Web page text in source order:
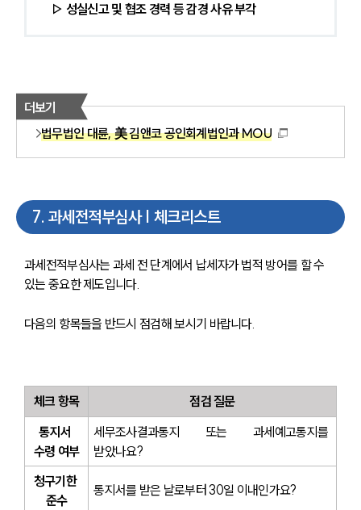
▷ 성실신고 및 협조 경력 등 감경 사유 부각
더보기
법무법인 대륜, 美 김앤코 공인회계법인과 MOU
7. 과세전적부심사 | 체크리스트
과세전적부심사는 과세 전 단계에서 납세자가 법적 방어를 할 수
있는 중요한 제도입니다.
다음의 항목들을 반드시 점검해 보시기 바랍니다.
체크 항목
점검 질문
통지서
수령 여부
세무조사결과통지 또는 과세예고통지를
받았나요?
청구기한
준수
통지서를 받은 날로부터 30일 이내인가요?